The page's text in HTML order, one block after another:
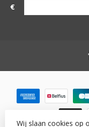
€
Wij slaan cookies op